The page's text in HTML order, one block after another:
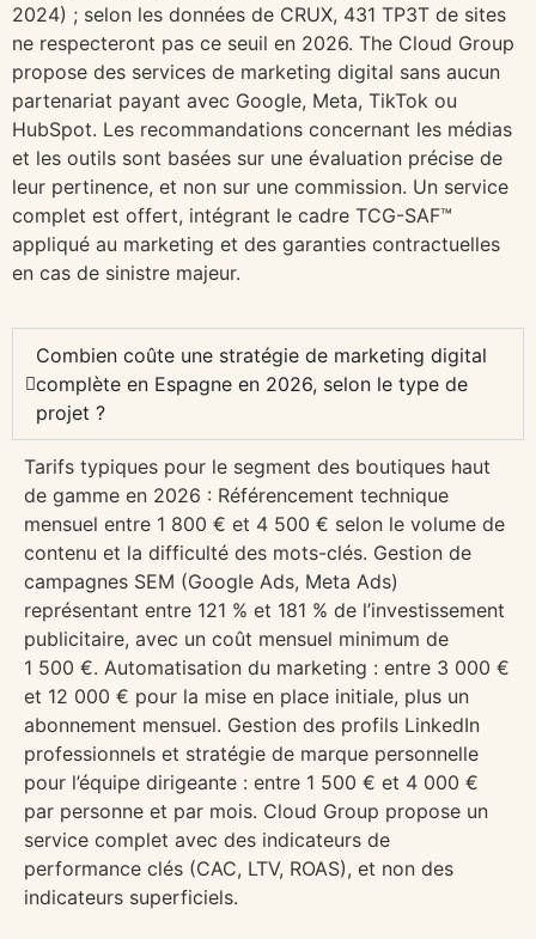
2024) ; selon les données de CRUX, 431 TP3T de sites
ne respecteront pas ce seuil en 2026. The Cloud Group
propose des services de marketing digital sans aucun
partenariat payant avec Google, Meta, TikTok ou
HubSpot. Les recommandations concernant les médias
et les outils sont basées sur une évaluation précise de
leur pertinence, et non sur une commission. Un service
complet est offert, intégrant le cadre TCG-SAF™
appliqué au marketing et des garanties contractuelles
en cas de sinistre majeur.
Combien coûte une stratégie de marketing digital
complète en Espagne en 2026, selon le type de
projet ?
Tarifs typiques pour le segment des boutiques haut
de gamme en 2026 : Référencement technique
mensuel entre 1 800 € et 4 500 € selon le volume de
contenu et la difficulté des mots-clés. Gestion de
campagnes SEM (Google Ads, Meta Ads)
représentant entre 121 % et 181 % de l’investissement
publicitaire, avec un coût mensuel minimum de
1 500 €. Automatisation du marketing : entre 3 000 €
et 12 000 € pour la mise en place initiale, plus un
abonnement mensuel. Gestion des profils LinkedIn
professionnels et stratégie de marque personnelle
pour l’équipe dirigeante : entre 1 500 € et 4 000 €
par personne et par mois. Cloud Group propose un
service complet avec des indicateurs de
performance clés (CAC, LTV, ROAS), et non des
indicateurs superficiels.